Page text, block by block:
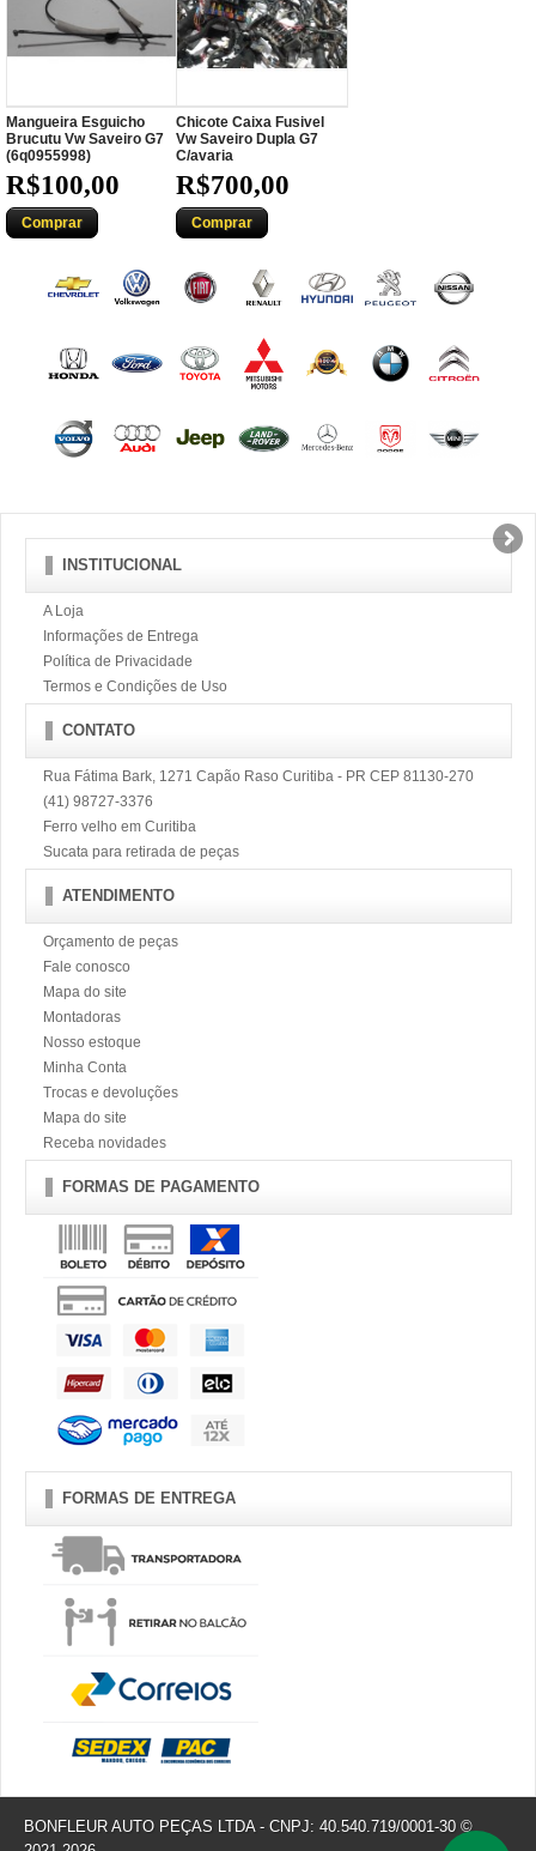
Mangueira Esguicho
Brucutu Vw Saveiro G7
(6q0955998)
R$100,00
Comprar
Chicote Caixa Fusivel
Vw Saveiro Dupla G7
C/avaria
R$700,00
Comprar
INSTITUCIONAL
A Loja
Informações de Entrega
Política de Privacidade
Termos e Condições de Uso
CONTATO
Rua Fátima Bark, 1271 Capão Raso Curitiba - PR CEP 81130-270
(41) 98727-3376
Ferro velho em Curitiba
Sucata para retirada de peças
ATENDIMENTO
Orçamento de peças
Fale conosco
Mapa do site
Montadoras
Nosso estoque
Minha Conta
Trocas e devoluções
Mapa do site
Receba novidades
FORMAS DE PAGAMENTO
FORMAS DE ENTREGA
BONFLEUR AUTO PEÇAS LTDA - CNPJ: 40.540.719/0001-30 ©